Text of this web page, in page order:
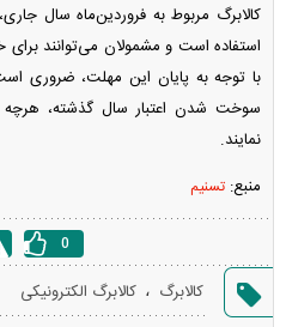
کالابرگ مربوط به فروردین‌ماه سال
استفاده است و مشمولان می‌توانند برای
با توجه به پایان این مهلت، ضروری
سوخت شدن اعتبار سال گذشته، هرچه
نمایند.
منبع: تسنیم
0
کالابرگ ، کالابرگ الکترونیکی